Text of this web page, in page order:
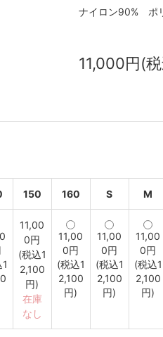
ナイロン90% ポ
11,000円(
150 160 S M
11,00
0円
(税込1
2,100
円)
在庫
なし
11,00
0円
(税込1
2,100
円)
11,00
0円
(税込1
2,100
円)
11,00
0円
(税込1
2,100
円)